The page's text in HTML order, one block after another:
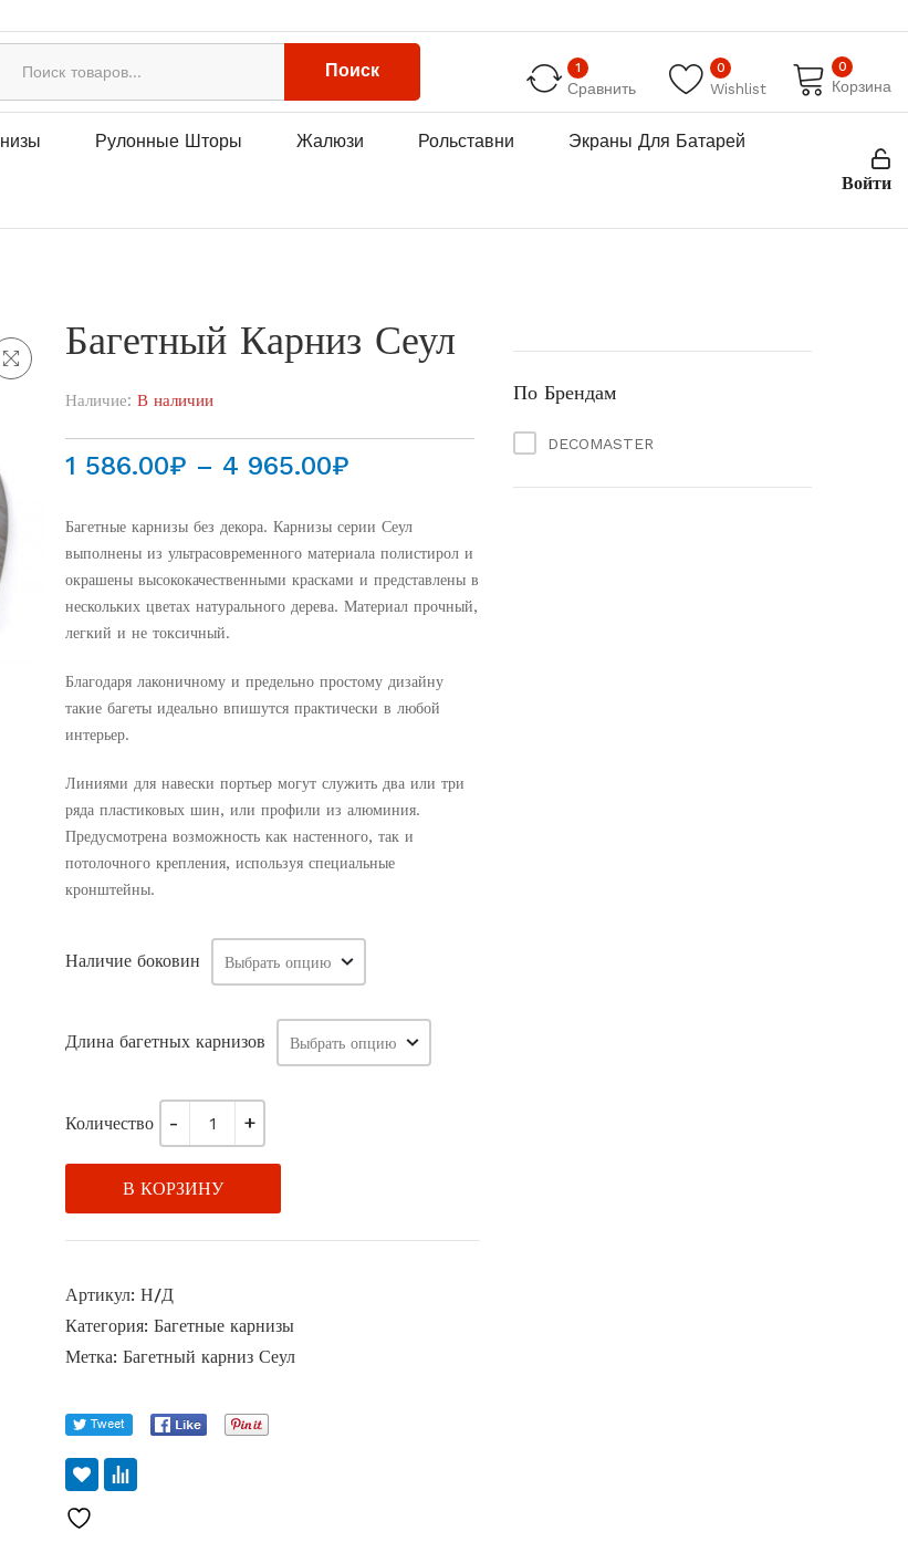
Поиск 1
Сравнить
0
Wishlist
0
Корзина
Рулонные Шторы Жалюзи Рольставни Экраны Для Батарей
Войти
Багетный Карниз Сеул
Наличие: В наличии
1 586.00₽ – 4 965.00₽
1
586.00₽
–
4
Багетные карнизы без декора. Карнизы серии Сеул
выполнены из ультрасовременного материала полистирол и
окрашены высококачественными красками и представлены в
нескольких цветах натурального дерева. Материал прочный,
легкий и не токсичный.
Благодаря лаконичному и предельно простому дизайну
такие багеты идеально впишутся практически в любой
интерьер.
Линиями для навески портьер могут служить два или три
ряда пластиковых шин, или профили из алюминия.
Предусмотрена возможность как настенного, так и
потолочного крепления, используя специальные
кронштейны.
Наличие боковин
Длина багетных карнизов
Количество
В КОРЗИНУ
Артикул: Н/Д
Категория: Багетные карнизы
Метка: Багетный карниз Сеул
По Брендам
DECOMASTER